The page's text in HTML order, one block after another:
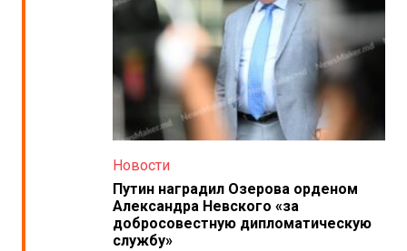
Новости
Путин наградил Озерова орденом
Александра Невского «за
добросовестную дипломатическую
службу»